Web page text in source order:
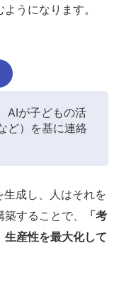
うになります。
AIが子どもの活
ど）を基に連絡
成し、人はそれを
することで、
「考
生産性を最大化して